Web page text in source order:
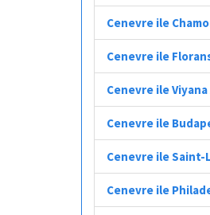
Cenevre ile
Cenevre ile
Cenevre ile
Cenevre ile
Cenevre ile Saint-
Cenevre ile